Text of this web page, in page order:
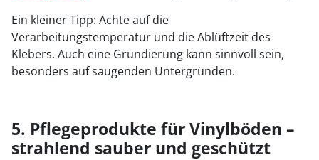
Ein kleiner Tipp: Achte auf die
Verarbeitungstemperatur und die Ablüftzeit des
Klebers. Auch eine Grundierung kann sinnvoll sein,
besonders auf saugenden Untergründen.
5. Pflegeprodukte für Vinylböden –
strahlend sauber und geschützt